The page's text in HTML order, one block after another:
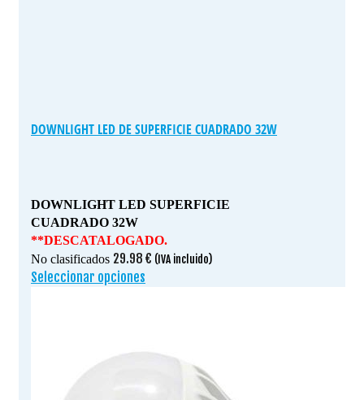
DOWNLIGHT LED DE SUPERFICIE CUADRADO 32W
DOWNLIGHT LED SUPERFICIE
CUADRADO 32W
**DESCATALOGADO.
No clasificados 29.98 € (IVA incluido)
Seleccionar opciones